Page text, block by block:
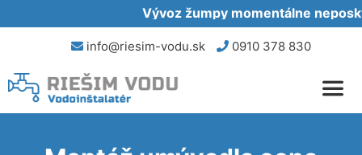
Vývoz žumpy momentálne
info@riesim-vodu.sk 0910 378 830